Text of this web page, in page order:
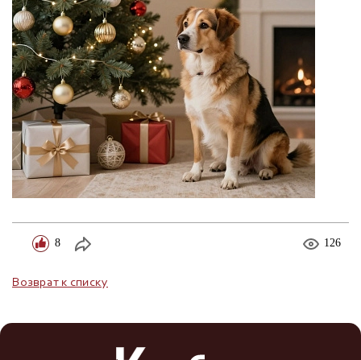
8 126
Возврат к списку